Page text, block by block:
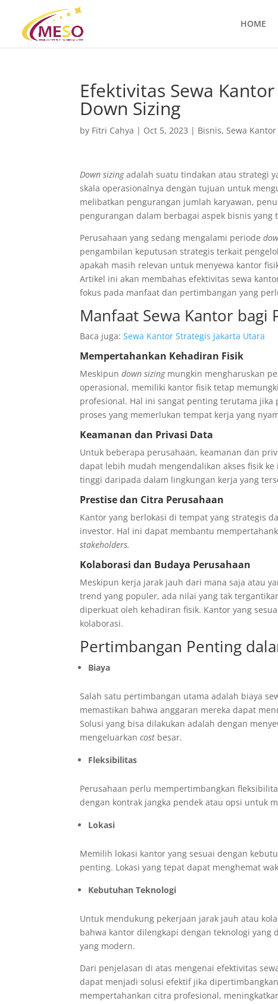
HOME
Efektivitas Sewa
Down Sizing
by Fitri Cahya | Oct 5, 2023 | Bisnis,Sewa Kantor
Down sizingadalah suatu tindakan atau strategi
skala operasionalnya dengan tujuan untuk
melibatkan pengurangan jumlah karyawan,
pengurangan dalam berbagai aspek bisnis
Perusahaan yang sedang mengalami periode
pengambilan keputusan strategis terkait
apakah masih relevan untuk menyewa kantor
Artikel ini akan membahas efektivitas sewa
fokus pada manfaat dan pertimbangan yang
Manfaat Sewa Kantor bagi
Baca juga:Sewa Kantor Strategis Jakarta Utara
Mempertahankan Kehadiran Fisik
Meskipundown sizingmungkin mengharuskan
operasional, memiliki kantor fisik tetap
profesional. Hal ini sangat penting terutama
proses yang memerlukan tempat kerja yang
Keamanan dan Privasi Data
Untuk beberapa perusahaan, keamanan dan
dapat lebih mudah mengendalikan akses fisik
tinggi daripada dalam lingkungan kerja yang
Prestise dan Citra Perusahaan
Kantor yang berlokasi di tempat yang strategis
investor. Hal ini dapat membantu
stakeholders.
Kolaborasi dan Budaya Perusahaan
Meskipun kerja jarak jauh dari mana saja atau
trend yang populer, ada nilai yang tak
diperkuat oleh kehadiran fisik. Kantor yang
kolaborasi.
Pertimbangan Penting
Biaya
Salah satu pertimbangan utama adalah biaya
memastikan bahwa anggaran mereka dapat
Solusi yang bisa dilakukan adalah dengan
mengeluarkancost besar.
Fleksibilitas
Perusahaan perlu mempertimbangkan
dengan kontrak jangka pendek atau opsi untuk
Lokasi
Memilih lokasi kantor yang sesuai dengan
penting. Lokasi yang tepat dapat menghemat
Kebutuhan Teknologi
Untuk mendukung pekerjaan jarak jauh atau
bahwa kantor dilengkapi dengan teknologi
yang modern.
Dari penjelasan di atas mengenai efektivitas
dapat menjadi solusi efektif jika
mempertahankan citra profesional,